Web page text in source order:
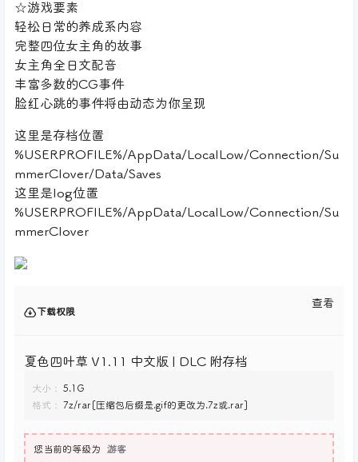
☆游戏要素
轻松日常的养成系内容
完整四位女主角的故事
女主角全日文配音
丰富多数的CG事件
脸红心跳的事件将由动态为你呈现
这里是存档位置
%USERPROFILE%/AppData/LocalLow/Connection/Su
mmerClover/Data/Saves
这里是log位置
%USERPROFILE%/AppData/LocalLow/Connection/Su
mmerClover
下载权限
查看
夏色四叶草 V1.11 中文版 | DLC 附存档
大小：
5.1G
格式：
7z/rar[压缩包后缀是.gif的更改为.7z或.rar]
您当前的等级为 游客